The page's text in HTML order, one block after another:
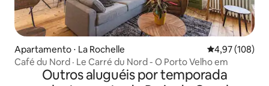
Apartamento ⋅ La Rochelle 4,97 de uma
4,97 (108)
Café du Nord · Le Carré du Nord - O Porto Velho em
Outros aluguéis por temporada